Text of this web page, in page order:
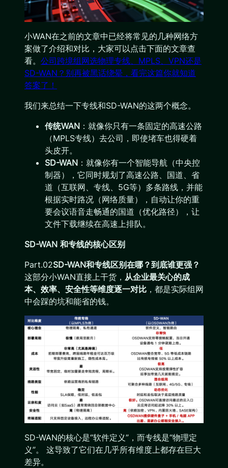
小WAN在之前的文章中已经将常见的几种网络方
案做了介绍和对比，大家可以点击下面的文章查
看。 公司跨境组网选物理专线、MPLS、VPN还是
SD-WAN？别再被黑话绕晕，看完这篇你就知道
答案了！
我们来总结一下专线和SD-WAN的这两个概念。
传统WAN ：就像你只有一条固定的高速公路
（MPLS专线）去公司，即使堵车也得硬着
头皮开。
SD-WAN ：就像你有一个智能导航（中央控
制器），它同时规划了高速公路、国道、省
道（互联网、专线、5G等）多条路线，并能
根据实时路况（网络质量），自动让你的重
要会议语音走畅通的国道（优化路径），让
文件下载继续在高速上排队。
SD-WAN 和专线的核心区别
Part.02SD-WAN和专线区别在哪？到底谁更强？
这部分小WAN直接上干货， 从企业最关心的成
本、效率、安全性等维度逐一对比 ，都是实际组网
中会踩的坑和能省的钱。
SD-WAN的核心是“软件定义”，而专线是“物理定
义”。 这导致了它们在几乎所有维度上都存在巨大
差异。